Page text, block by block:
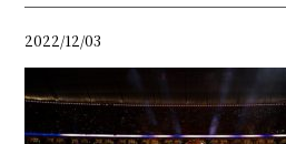
2022/12/03